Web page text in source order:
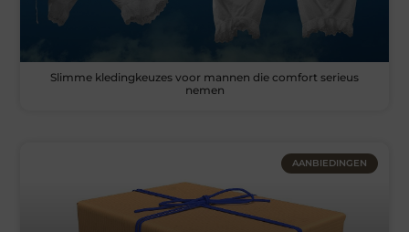
Slimme kledingkeuzes voor mannen die comfort serieus
nemen
AANBIEDINGEN